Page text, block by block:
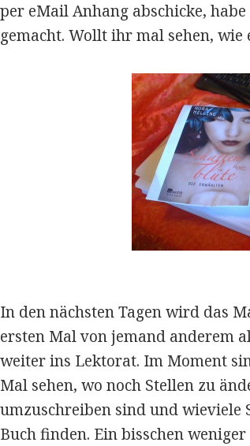
per eMail Anhang abschicke,
gemacht. Wollt ihr mal sehen, wie
In den nächsten Tagen wird das
ersten Mal von jemand anderem
weiter ins Lektorat. Im Moment
Mal sehen, wo noch Stellen zu
umzuschreiben sind und wieviele
Buch finden. Ein bisschen